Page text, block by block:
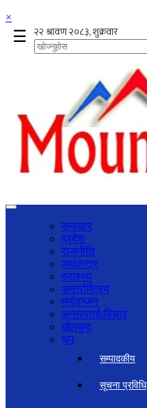
×
☰
समाचार
प्रदेश
राजनीति
अर्थतन्त्र
स्वास्थ्य
अन्तर्राष्ट्रिय
मनोरन्जन
अन्तरवार्ता/विचार
खेलकुद
थप
सम्पादकीय
सूचना प्रविधि